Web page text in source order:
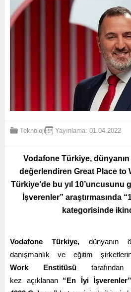
Teknoloji Yayınlama: 01.04.2022
Vodafone Türkiye,
değerlendiren Great Place to
Türkiye’de bu yıl 10’uncusunu
İşverenler” araştırmasında
kategorisinde
Vodafone Türkiye, dünyanın
danışmanlık ve eğitim
Work
Enstitüsü tarafından
kez açıklanan “En İyi İşverenler”